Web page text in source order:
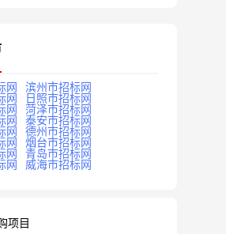
网
滨州市招标网
网
日照市招标网
网
菏泽市招标网
网
泰安市招标网
网
德州市招标网
网
烟台市招标网
网
青岛市招标网
网
威海市招标网
项目